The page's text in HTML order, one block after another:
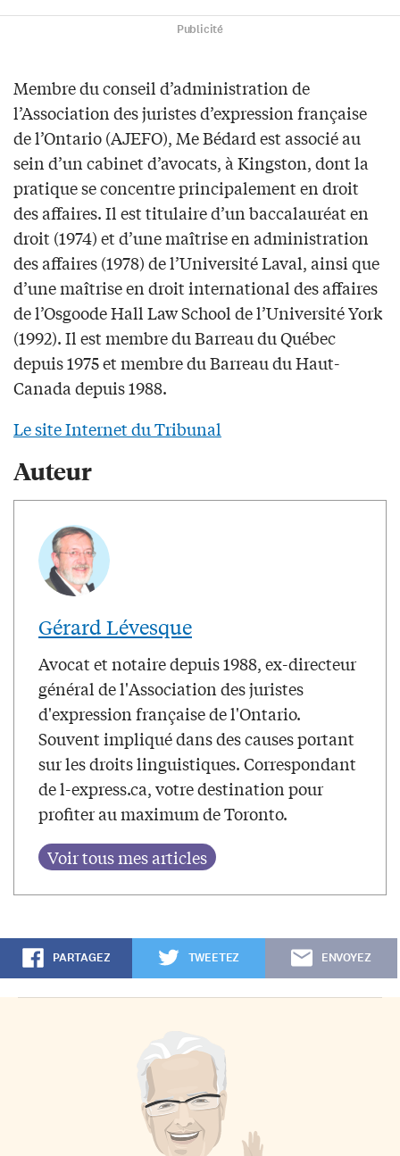
Publicité
Membre du conseil d’administration de
l’Association des juristes d’expression française
de l’Ontario (AJEFO), Me Bédard est associé au
sein d’un cabinet d’avocats, à Kingston, dont la
pratique se concentre principalement en droit
des affaires. Il est titulaire d’un baccalauréat en
droit (1974) et d’une maîtrise en administration
des affaires (1978) de l’Université Laval, ainsi que
d’une maîtrise en droit international des affaires
de l’Osgoode Hall Law School de l’Université York
(1992). Il est membre du Barreau du Québec
depuis 1975 et membre du Barreau du Haut-
Canada depuis 1988.
Le site Internet du Tribunal
Auteur
Gérard Lévesque
Avocat et notaire depuis 1988, ex-directeur
général de l'Association des juristes
d'expression française de l'Ontario.
Souvent impliqué dans des causes portant
sur les droits linguistiques. Correspondant
de l-express.ca, votre destination pour
profiter au maximum de Toronto.
PARTAGEZ TWEETEZ ENVOYEZ